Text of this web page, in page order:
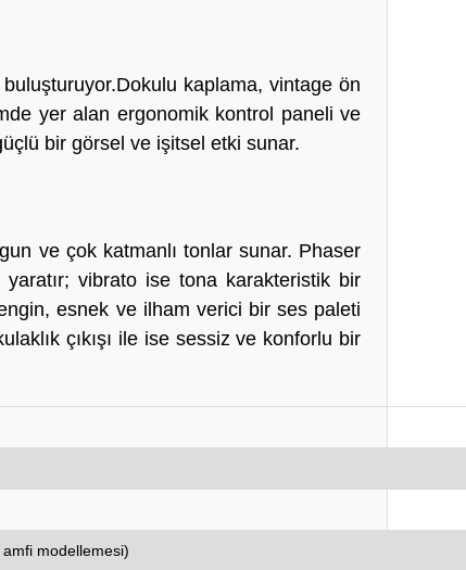
kaplama, vintage ön
yer alan ergonomik kontrol paneli ve
bir görsel ve işitsel etki sunar.
ve çok katmanlı tonlar sunar. Phaser
vibrato ise tona karakteristik bir
esnek ve ilham verici bir ses paleti
çıkışı ile ise sessiz ve konforlu bir
amfi modellemesi)